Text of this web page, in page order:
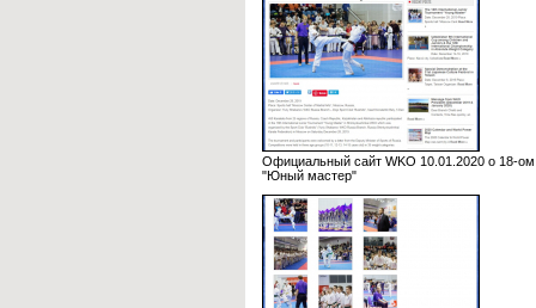
Официальный сайт WKO 10.01.2020 о 18-ом
"Юный мастер"